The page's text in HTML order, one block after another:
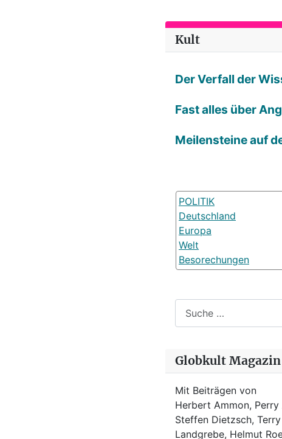
Kult
Der Verfall der
Fast alles über
Meilensteine auf
POLITIK
Deutschland
Europa
Welt
Besorechungen
Globkult Magazin
Mit Beiträgen von
Herbert Ammon, Perry
Steffen Dietzsch,
Landgrebe, Helmut